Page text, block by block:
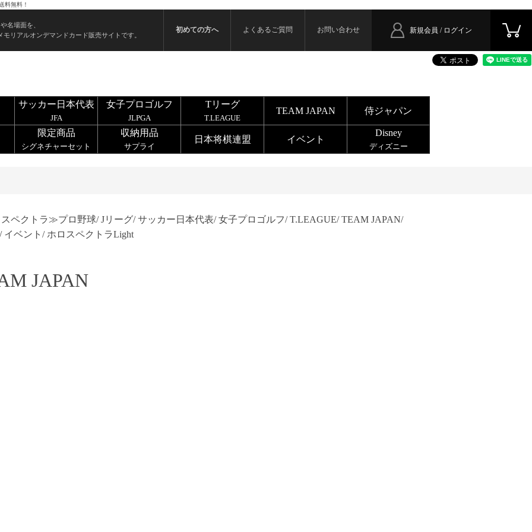
料無料！
名場面を、
リアルオンデマンドカード販売サイトです。
新規会員 / ログイン
初めての方へ よくあるご質問 お問い合わせ
サッカー日本代表
JFA
女子プロゴルフ
JLPGA
Tリーグ
T.LEAGUE
TEAM JAPAN 侍ジャパン
限定商品
シグネチャーセット
収納用品
サプライ
日本将棋連盟 イベント
Disney
ディズニー
ペクトラ≫プロ野球/ Jリーグ/ サッカー日本代表/ 女子プロゴルフ/ T.LEAGUE/ TEAM JAPAN/
イベント/ ホロスペクトラLight
JAPAN